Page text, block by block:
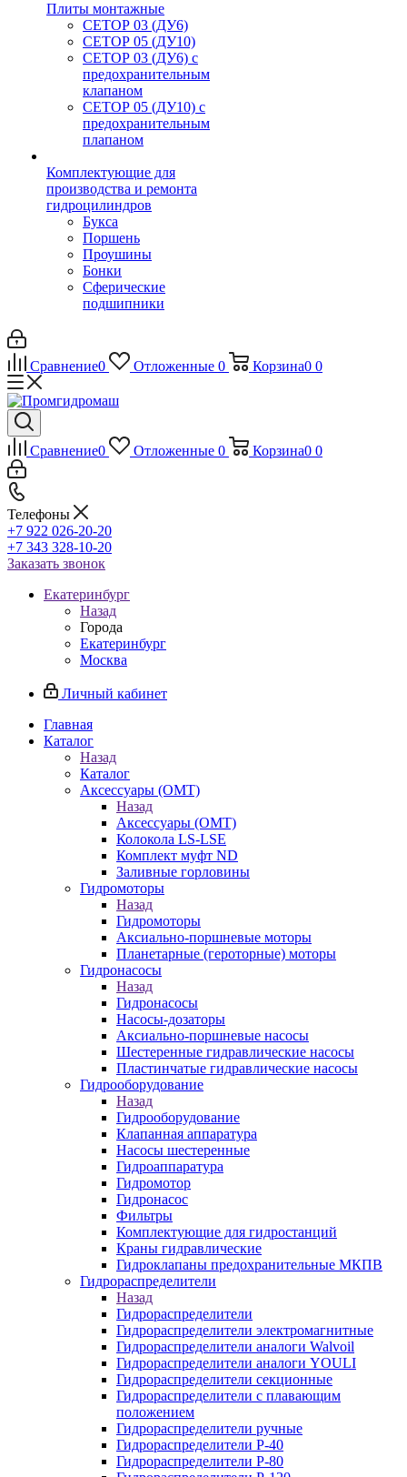
Плиты монтажные
CЕТОР 03 (ДУ6)
CЕТОР 05 (ДУ10)
CЕТОР 03 (ДУ6) с
предохранительным
клапаном
CЕТОР 05 (ДУ10) с
предохранительным
плапаном
Комплектующие для
производства и ремонта
гидроцилиндров
Букса
Поршень
Проушины
Бонки
Сферические
подшипники
Сравнение0 Отложенные 0 Корзина0 0
Сравнение0 Отложенные 0 Корзина0 0
Телефоны
+7 922 026-20-20
+7 343 328-10-20
Заказать звонок
Екатеринбург
Назад
Города
Екатеринбург
Москва
Личный кабинет
Главная
Каталог
Назад
Каталог
Аксессуары (OMT)
Назад
Аксессуары (OMT)
Колокола LS-LSE
Комплект муфт ND
Заливные горловины
Гидромоторы
Назад
Гидромоторы
Аксиально-поршневые моторы
Планетарные (героторные) моторы
Гидронасосы
Назад
Гидронасосы
Насосы-дозаторы
Аксиально-поршневые насосы
Шестеренные гидравлические насосы
Пластинчатые гидравлические насосы
Гидрооборудование
Назад
Гидрооборудование
Клапанная аппаратура
Насосы шестеренные
Гидроаппаратура
Гидромотор
Гидронасос
Фильтры
Комплектующие для гидростанций
Краны гидравлические
Гидроклапаны предохранительные МКПВ
Гидрораспределители
Назад
Гидрораспределители
Гидрораспределители электромагнитные
Гидрораспределители аналоги Walvoil
Гидрораспределители аналоги YOULI
Гидрораспределители секционные
Гидрораспределители с плавающим
положением
Гидрораспределители ручные
Гидрораспределители Р-40
Гидрораспределители Р-80